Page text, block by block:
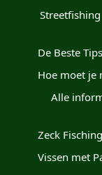
De Beste
Hoe moet je
Alle
Zeck
Vissen met